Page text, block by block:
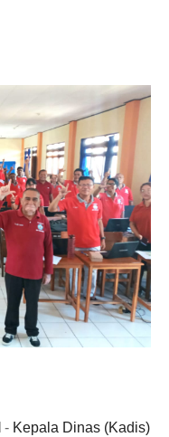
- Kepala Dinas (Kadis)